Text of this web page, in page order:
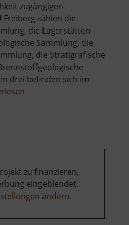
zugängigen
zählen die
die Lagerstätten-
Sammlung, die
die Stratigrafische
drei befinden sich im
zu finanzieren,
eingeblendet.
ändern.